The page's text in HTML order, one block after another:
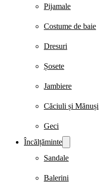
Pijamale
Costume de baie
Dresuri
Șosete
Jambiere
Căciuli și Mănuși
Geci
Încălțăminte
Sandale
Balerini